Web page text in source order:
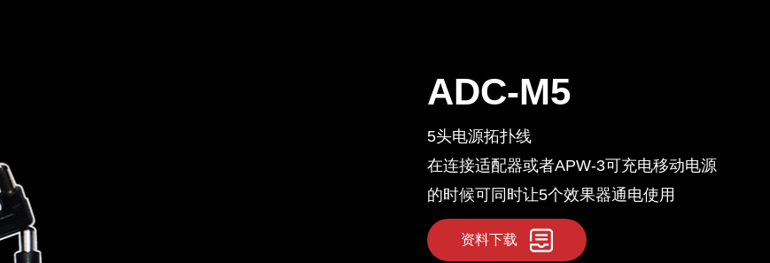
ADC-M5
5头电源拓扑线
在连接适配器或者APW-3可充电移动电源
的时候可同时让5个效果器通电使用
资料下载